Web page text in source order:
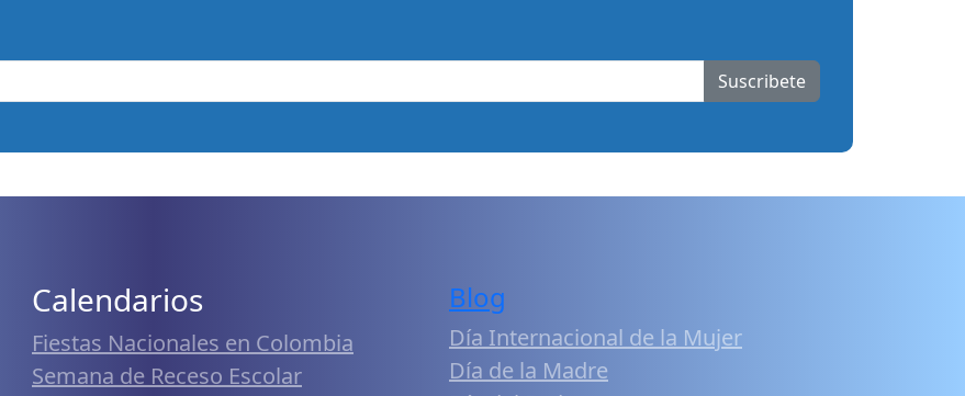
Suscribete
Calendarios
Fiestas Nacionales en Colombia
Semana de Receso Escolar
Blog
Día Internacional de la Mujer
Día de la Madre